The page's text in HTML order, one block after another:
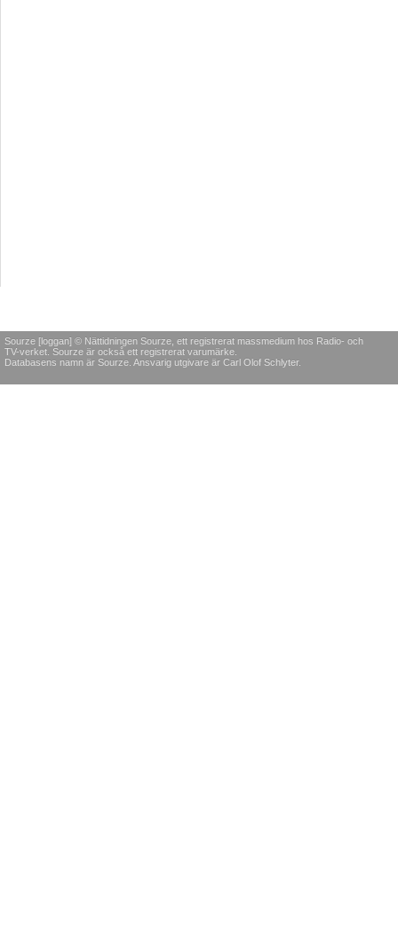
Sourze [loggan] © Nättidningen Sourze, ett registrerat massmedium hos Radio- och
TV-verket. Sourze är också ett registrerat varumärke.
Databasens namn är Sourze. Ansvarig utgivare är Carl Olof Schlyter.